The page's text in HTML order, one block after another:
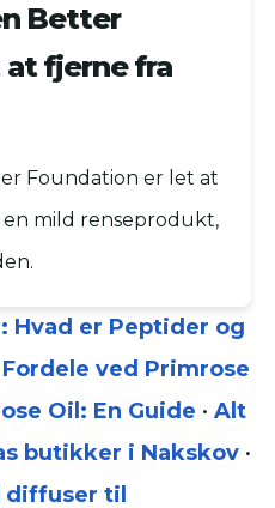
Better
fjerne fra
Foundation er let at
mild renseprodukt,
Hvad er Peptider og
Fordele ved Primrose
Oil: En Guide • Alt
butikker i Nakskov •
diffuser til